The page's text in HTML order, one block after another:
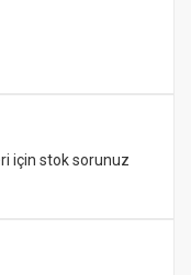
için stok sorunuz